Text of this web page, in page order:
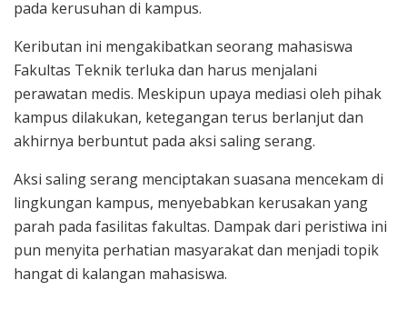
pada kerusuhan di kampus.
Keributan ini mengakibatkan seorang mahasiswa
Fakultas Teknik terluka dan harus menjalani
perawatan medis. Meskipun upaya mediasi oleh pihak
kampus dilakukan, ketegangan terus berlanjut dan
akhirnya berbuntut pada aksi saling serang.
Aksi saling serang menciptakan suasana mencekam di
lingkungan kampus, menyebabkan kerusakan yang
parah pada fasilitas fakultas. Dampak dari peristiwa ini
pun menyita perhatian masyarakat dan menjadi topik
hangat di kalangan mahasiswa.